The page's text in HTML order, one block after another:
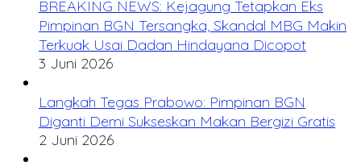
BREAKING NEWS: Kejagung Tetapkan Eks
Pimpinan BGN Tersangka, Skandal MBG Makin
Terkuak Usai Dadan Hindayana Dicopot
3 Juni 2026
Langkah Tegas Prabowo: Pimpinan BGN
Diganti Demi Sukseskan Makan Bergizi Gratis
2 Juni 2026